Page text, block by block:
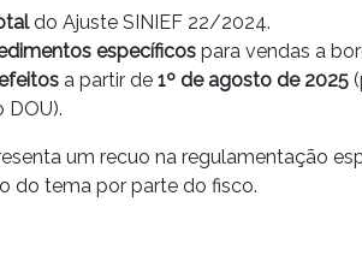
do Ajuste SINIEF 22/2024.
específicos para vendas a
a partir de 1º de agosto de 2025
DOU).
um recuo na regulamentação
do tema por parte do fisco.